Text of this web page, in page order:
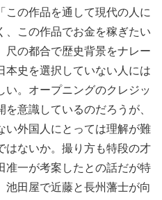
この作品を通して現代の人に
、この作品でお金を稼ぎたい
尺の都合で歴史背景をナレー
本史を選択していない人には
い。オープニングのクレジッ
を意識しているのだろうが、
い外国人にとっては理解が難
はないか。撮り方も特段の才
准一が考案したとの話だが特
池田屋で近藤と長州藩士が向